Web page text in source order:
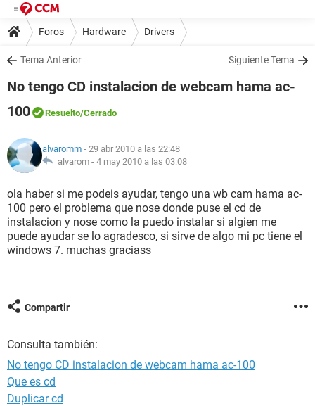
Foros Hardware Drivers
Tema Anterior Siguiente Tema
No tengo CD instalacion de webcam hama ac-
100
Resuelto/Cerrado
alvaromm - 29 abr 2010 a las 22:48
alvarom - 4 may 2010 a las 03:08
ola haber si me podeis ayudar, tengo una wb cam hama ac-
100 pero el problema que nose donde puse el cd de
instalacion y nose como la puedo instalar si algien me
puede ayudar se lo agradesco, si sirve de algo mi pc tiene el
windows 7. muchas graciass
Compartir
Consulta también:
No tengo CD instalacion de webcam hama ac-100
Que es cd
Duplicar cd